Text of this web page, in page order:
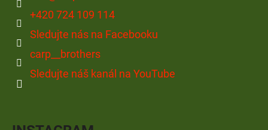
+420 724 109 114
Sledujte nás na Facebooku
carp__brothers
Sledujte náš kanál na YouTube